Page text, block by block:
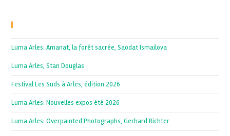
Luma Arles: Amanat, la forêt sacrée, Saodat Ismailova
Luma Arles, Stan Douglas
Festival Les Suds à Arles, édition 2026
Luma Arles: Nouvelles expos été 2026
Luma Arles: Overpainted Photographs, Gerhard Richter